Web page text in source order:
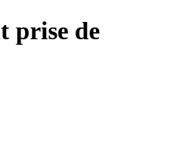
prise de